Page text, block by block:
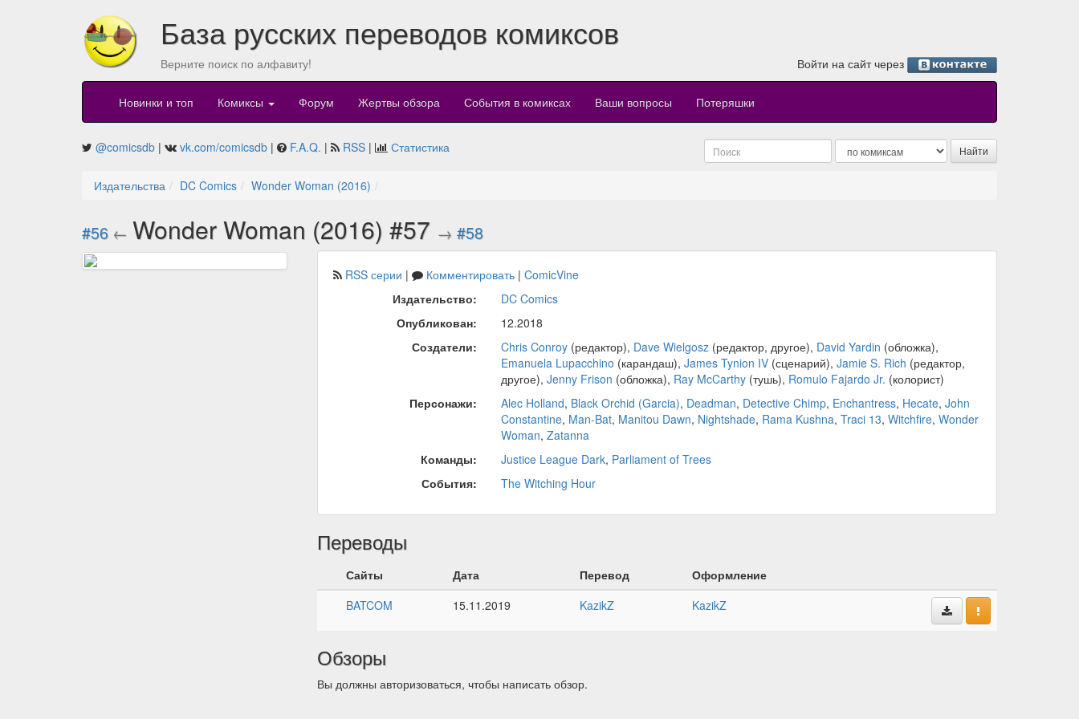
База русских переводов комиксов
Верните поиск по алфавиту! Войти на сайт через
Новинки и топ Комиксы Форум Жертвы обзора События в комиксах Ваши вопросы Потеряшки
@comicsdb | vk.com/comicsdb | F.A.Q. | RSS | Статистика
Издательства DC Comics Wonder Woman (2016)
#56 ← Wonder Woman (2016) #57 → #58
RSS серии | Комментировать| ComicVine
Издательство:
DC Comics
Опубликован:
12.2018
Создатели:
Chris Conroy(редактор), Dave Wielgosz(редактор, другое), David Yardin (обложка),
Emanuela Lupacchino (карандаш), James Tynion IV(сценарий), Jamie S. Rich (редактор,
другое), Jenny Frison (обложка), Ray McCarthy(тушь), Romulo Fajardo Jr. (колорист)
Персонажи:
Alec Holland, Black Orchid (Garcia), Deadman, Detective Chimp, Enchantress, Hecate, John
Constantine, Man-Bat, Manitou Dawn, Nightshade, Rama Kushna, Traci 13, Witchfire, Wonder
Woman, Zatanna
Команды:
Justice League Dark, Parliament of Trees
События:
The Witching Hour
Переводы
Сайты Дата Перевод
Оформление
BATCOM
15.11.2019 KazikZ KazikZ
Обзоры
Вы должны авторизоваться, чтобы написать обзор.